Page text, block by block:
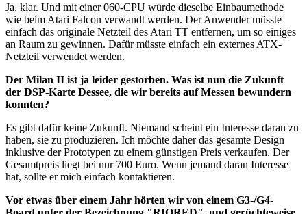
Ja, klar. Und mit einer 060-CPU würde dieselbe Einbaumethode
wie beim Atari Falcon verwandt werden. Der Anwender müsste
einfach das originale Netzteil des Atari TT entfernen, um so einiges
an Raum zu gewinnen. Dafür müsste einfach ein externes ATX-
Netzteil verwendet werden.
Der Milan II ist ja leider gestorben. Was ist nun die Zukunft
der DSP-Karte Dessee, die wir bereits auf Messen bewundern
konnten?
Es gibt dafür keine Zukunft. Niemand scheint ein Interesse daran zu
haben, sie zu produzieren. Ich möchte daher das gesamte Design
inklusive der Prototypen zu einem günstigen Preis verkaufen. Der
Gesamtpreis liegt bei nur 700 Euro. Wenn jemand daran Interesse
hat, sollte er mich einfach kontaktieren.
Vor etwas über einem Jahr hörten wir von einem G3-/G4-